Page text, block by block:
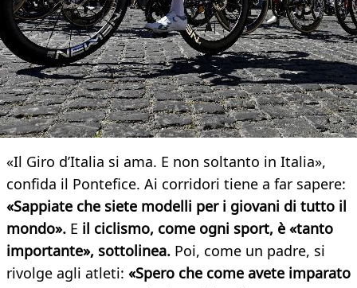
«Il Giro d’Italia si ama. E non soltanto in Italia»,
confida il Pontefice. Ai corridori tiene a far sapere:
«Sappiate che siete modelli per i giovani di tutto il
mondo». E il ciclismo, come ogni sport, è «tanto
importante», sottolinea. Poi, come un padre, si
rivolge agli atleti: «Spero che come avete imparato